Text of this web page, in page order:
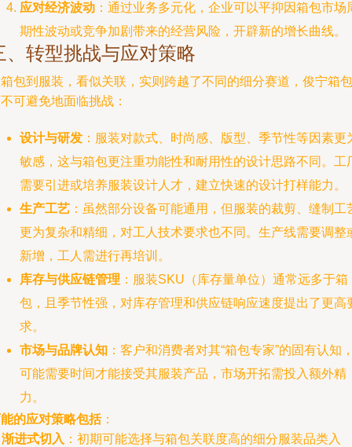
应对经济波动 ：通过业务多元化，企业可以平抑因箱包市场
期性波动或竞争加剧带来的经营风险，开辟新的增长曲线。
、转型挑战与应对策略
包到服装，看似关联，实则跨越了不同的细分赛道，俊宁箱包
可避免地面临挑战：
设计与研发 ：服装对款式、时尚感、版型、季节性等因素更
敏感，这与箱包更注重功能性和耐用性的设计思路不同。工
需要引进或培养服装设计人才，建立快速的设计打样能力。
生产工艺 ：虽然部分设备可能通用，但服装的裁剪、缝制工
更为复杂和精细，对工人技术要求也不同。生产线需要调整
新增，工人需进行再培训。
库存与供应链管理 ：服装SKU（库存量单位）通常远多于箱
包，且季节性强，对库存管理和供应链响应速度提出了更高
求。
市场与品牌认知 ：客户和消费者对其“箱包专家”的固有认知
可能需要时间才能接受其服装产品，市场开拓需投入额外精
力。
的应对策略包括：
渐进式切入 ：初期可能选择与箱包关联度高的细分服装品类入